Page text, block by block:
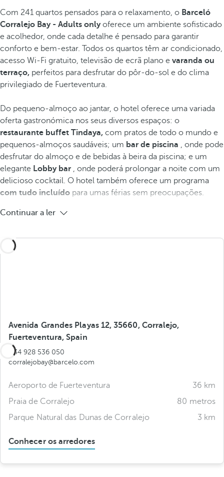
Com 241 quartos pensados para o relaxamento, o Barceló
Corralejo Bay - Adults onlyoferece um ambiente sofisticado
e acolhedor, onde cada detalhe é pensado para garantir
conforto e bem-estar. Todos os quartos têm ar condicionado,
acesso Wi-Fi gratuito, televisão de ecrã plano e varanda ou
terraço, perfeitos para desfrutar do pôr-do-sol e do clima
privilegiado de Fuerteventura.
Do pequeno-almoço ao jantar, o hotel oferece uma variada
oferta gastronómica nos seus diversos espaços: o
restaurante buffet Tindaya, com pratos de todo o mundo e
pequenos-almoços saudáveis; um bar de piscina , onde pode
desfrutar do almoço e de bebidas à beira da piscina; e um
elegante Lobby bar , onde poderá prolongar a noite com um
delicioso cocktail. O hotel também oferece um programa
com tudo incluído para umas férias sem preocupações.
Continuar a ler
Avenida Grandes Playas 12, 35660, Corralejo,
Fuerteventura, Spain
+34 928 536 050
corralejobay@barcelo.com
Aeroporto de Fuerteventura
36 km
Praia de Corralejo
80 metros
Parque Natural das Dunas de Corralejo
3 km
Conhecer os arredores